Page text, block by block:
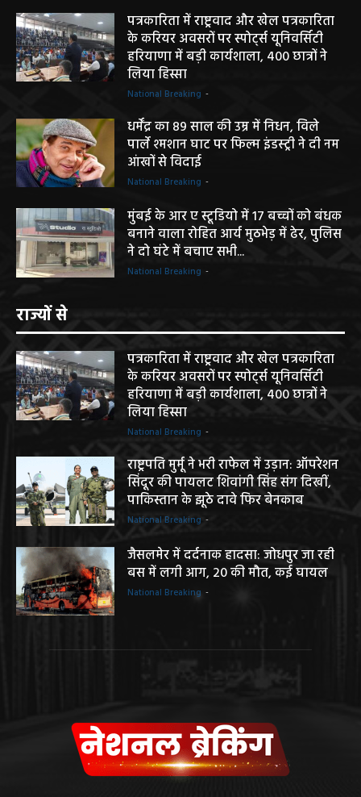
पत्रकारिता में राष्ट्रवाद और खेल पत्रकारिता
के करियर अवसरों पर स्पोर्ट्स यूनिवर्सिटी
हरियाणा में बड़ी कार्यशाला, 400 छात्रों ने
लिया हिस्सा
National Breaking -
धर्मेंद्र का 89 साल की उम्र में निधन, विले
पार्ले श्मशान घाट पर फिल्म इंडस्ट्री ने दी नम
आंखों से विदाई
National Breaking -
मुंबई के आर ए स्टूडियो में 17 बच्चों को बंधक
बनाने वाला रोहित आर्य मुठभेड़ में ढेर, पुलिस
ने दो घंटे में बचाए सभी...
National Breaking -
राज्यों से
पत्रकारिता में राष्ट्रवाद और खेल पत्रकारिता
के करियर अवसरों पर स्पोर्ट्स यूनिवर्सिटी
हरियाणा में बड़ी कार्यशाला, 400 छात्रों ने
लिया हिस्सा
National Breaking -
राष्ट्रपति मुर्मू ने भरी राफेल में उड़ान: ऑपरेशन
सिंदूर की पायलट शिवांगी सिंह संग दिखीं,
पाकिस्तान के झूठे दावे फिर बेनकाब
National Breaking -
जैसलमेर में दर्दनाक हादसा: जोधपुर जा रही
बस में लगी आग, 20 की मौत, कई घायल
National Breaking -